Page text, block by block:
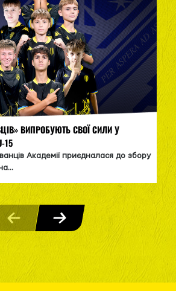
ВИПРОБУЮТЬ СВОЇ СИЛИ У
15
Академії приєдналася до збору